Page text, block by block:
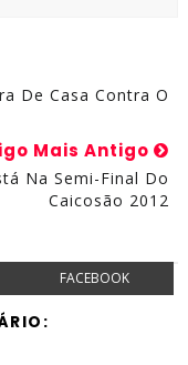
De Casa Contra O
Mais Antigo
Na Semi-Final Do
Caicosão 2012
FACEBOOK